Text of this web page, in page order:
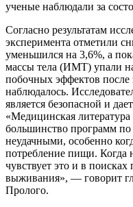
ученые наблюдали за
Согласно результатам
эксперимента отметили
уменьшился на 3,6%, а
массы тела (ИМТ) упали
побочных эффектов
наблюдалось.
является безопасной и
«Медицинская
большинство программ
неудачными, особенно
потребление пищи. Когда
чувствует это и в
выживания», — говорит
Пролого.